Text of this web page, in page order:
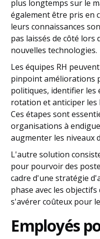
plus longtemps sur le
également être pris en
leurs connaissances
pas laissés de côté lors
nouvelles technologies.
Les équipes RH
pinpoint améliorations
politiques, identifier les
rotation et anticiper les
Ces étapes sont
organisations à
augmenter les niveaux
L'autre solution
pour pourvoir des
cadre d'une stratégie
phase avec les
s'avérer coûteux pour
Employés